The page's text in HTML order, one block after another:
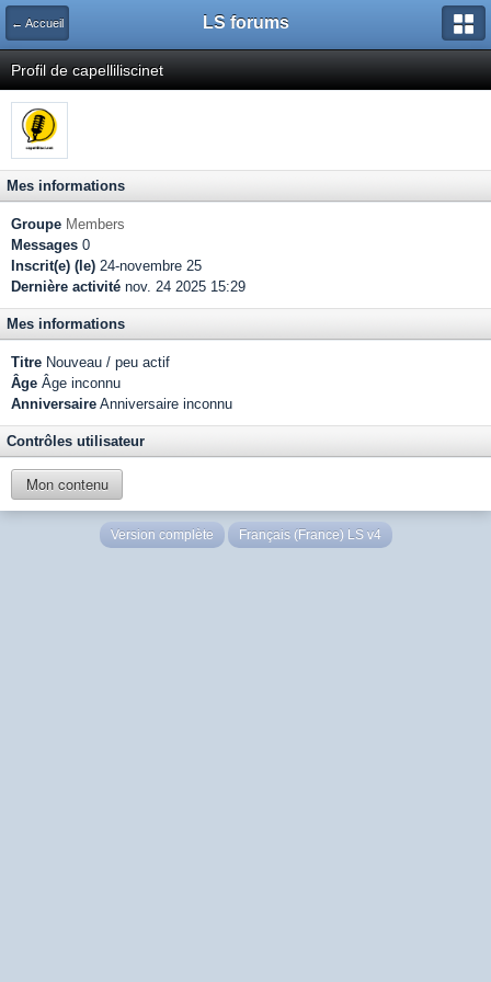
← Accueil LS forums
Profil de capelliliscinet
Mes informations
Groupe Members
Messages 0
Inscrit(e) (le) 24-novembre 25
Dernière activité nov. 24 2025 15:29
Mes informations
Titre Nouveau / peu actif
Âge Âge inconnu
Anniversaire Anniversaire inconnu
Contrôles utilisateur
Mon contenu
Version complète Français (France) LS v4